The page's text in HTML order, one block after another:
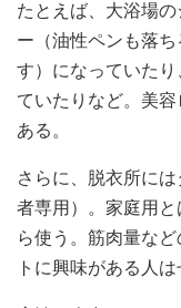
たとえば、大浴場
ー（油性ペンも落
す）になっていた
ていたりなど。美
ある。
さらに、脱衣所に
者専用）。家庭用
ら使う。筋肉量な
トに興味がある人